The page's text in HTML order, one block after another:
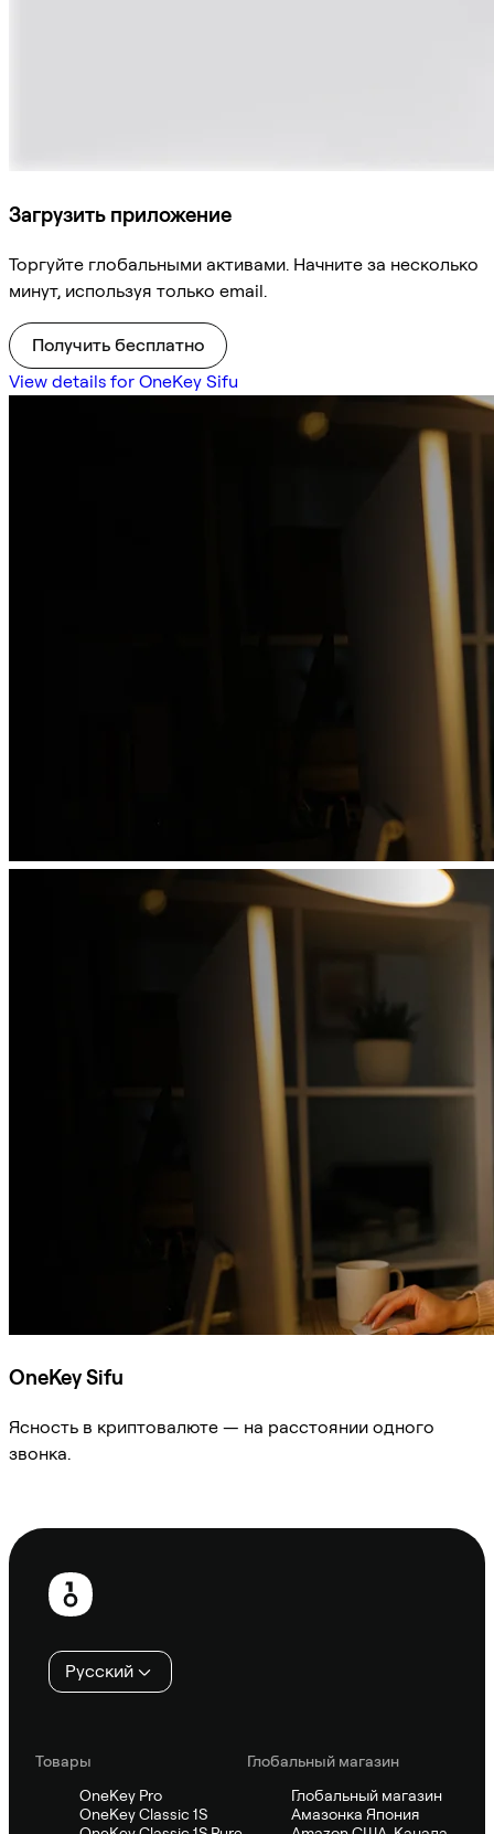
Загрузить приложение
Торгуйте глобальными активами. Начните за несколько
минут, используя только email.
Получить бесплатно
View details for OneKey Sifu
OneKey Sifu
Ясность в криптовалюте — на расстоянии одного
звонка.
Нижний
колонтитул
Русский
Товары
OneKey Pro
OneKey Classic 1S
Глобальный магазин
Глобальный магазин
Амазонка Япония